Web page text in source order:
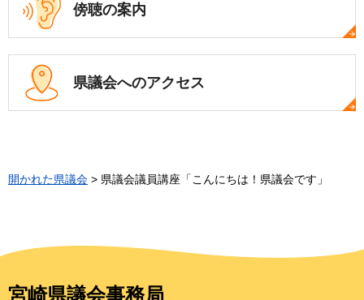
傍聴の案内
県議会へのアクセス
開かれた県議会 > 県議会議員講座「こんにちは！県議会です」
宮崎県議会事務局